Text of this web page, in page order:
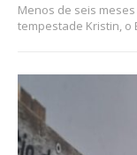
Menos de seis
tempestade Kristin, o